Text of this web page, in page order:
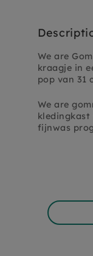
We are
kraagje in
pop van 31
We are
kledingkast
fijnwas